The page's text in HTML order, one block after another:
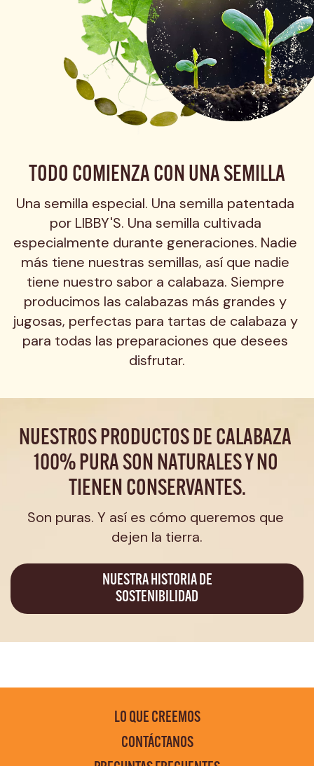
TODO COMIENZA CON UNA SEMILLA
Una semilla especial. Una semilla patentada
por LIBBY'S. Una semilla cultivada
especialmente durante generaciones. Nadie
más tiene nuestras semillas, así que nadie
tiene nuestro sabor a calabaza. Siempre
producimos las calabazas más grandes y
jugosas, perfectas para tartas de calabaza y
para todas las preparaciones que desees
disfrutar.
NUESTROS PRODUCTOS DE CALABAZA
100% PURA SON NATURALES Y NO
TIENEN CONSERVANTES.
Son puras. Y así es cómo queremos que
dejen la tierra.
NUESTRA HISTORIA DE
SOSTENIBILIDAD
LO QUE CREEMOS
CONTÁCTANOS